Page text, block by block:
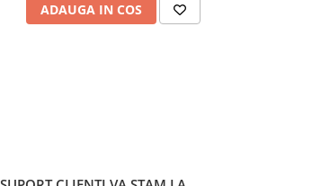
ADAUGA IN COS